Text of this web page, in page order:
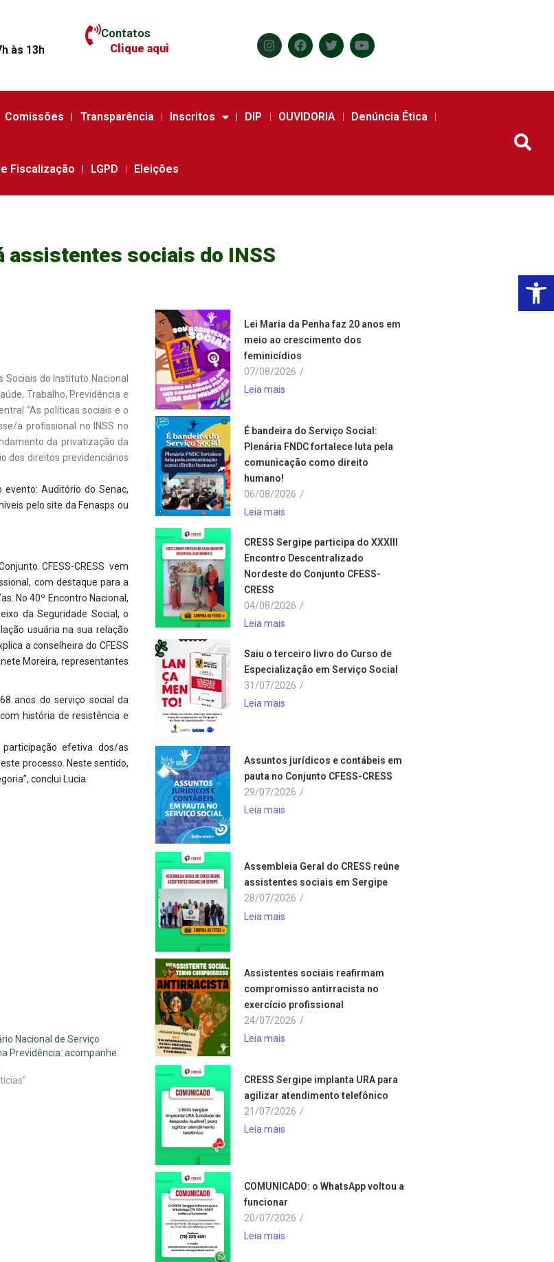
às 13h
Contatos
Clique aqui
Comissões Transparência Inscritos DIP OUVIDORIA Denúncia Ética
Fiscalização LGPD Eleições
assistentes sociais do INSS
Sociais do Instituto Nacional
Trabalho, Previdência e
“As políticas sociais e o
a profissional no INSS no
da privatização da
dos direitos previdenciários
Auditório do Senac,
pelo site da Fenasps ou
CFESS-CRESS vem
com destaque para a
No 40º Encontro Nacional,
da Seguridade Social, o
usuária na sua relação
a conselheira do CFESS
Moreira, representantes
anos do serviço social da
história de resistência e
efetiva dos/as
processo. Neste sentido,
conclui Lucia.
Nacional de Serviço
Previdência: acompanhe
Lei Maria da Penha faz 20 anos em
meio ao crescimento dos
feminicídios
07/08/2026 /
Leia mais
É bandeira do Serviço Social:
Plenária FNDC fortalece luta pela
comunicação como direito
humano!
06/08/2026 /
Leia mais
CRESS Sergipe participa do XXXIII
Encontro Descentralizado
Nordeste do Conjunto CFESS-
CRESS
04/08/2026 /
Leia mais
Saiu o terceiro livro do Curso de
Especialização em Serviço Social
31/07/2026 /
Leia mais
Assuntos jurídicos e contábeis em
pauta no Conjunto CFESS-CRESS
29/07/2026 /
Leia mais
Assembleia Geral do CRESS reúne
assistentes sociais em Sergipe
28/07/2026 /
Leia mais
Assistentes sociais reafirmam
compromisso antirracista no
exercício profissional
24/07/2026 /
Leia mais
CRESS Sergipe implanta URA para
agilizar atendimento telefônico
21/07/2026 /
Leia mais
COMUNICADO: o WhatsApp voltou a
funcionar
20/07/2026 /
Leia mais